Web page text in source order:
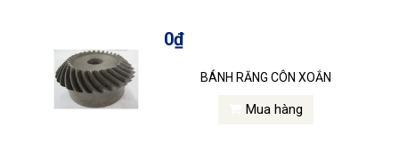
0₫
BÁNH RĂNG CÔN XOẮN
Mua hàng